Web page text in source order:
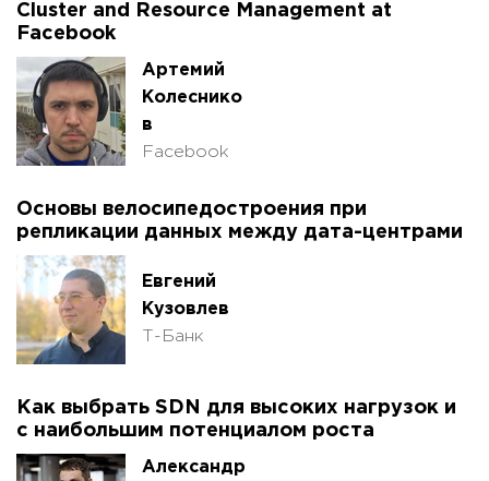
Cluster and Resource Management at
Facebook
Артемий
Колеснико
в
Facebook
Основы велосипедостроения при
репликации данных между дата-центрами
Евгений
Кузовлев
Т-Банк
Как выбрать SDN для высоких нагрузок и
с наибольшим потенциалом роста
Александр